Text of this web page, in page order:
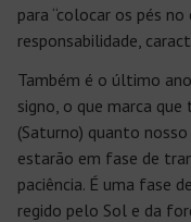
para “colocar os pés
responsabilidade,
Também é o último
signo, o que marca
(Saturno) quanto
estarão em fase de
paciência. É uma fase
regido pelo Sol e da